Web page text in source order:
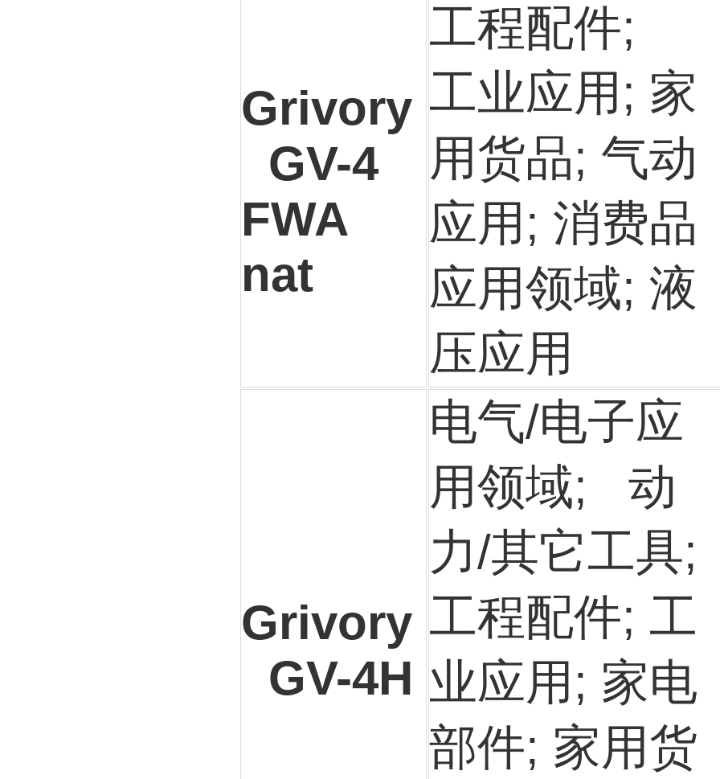
Grivory
GV-4
FWA
nat
工程配件;
工业应用; 家
用货品; 气动
应用; 消费品
应用领域; 液
压应用
Grivory
GV-4H
电气/电子应
用领域; 动
力/其它工具;
工程配件; 工
业应用; 家电
部件; 家用货